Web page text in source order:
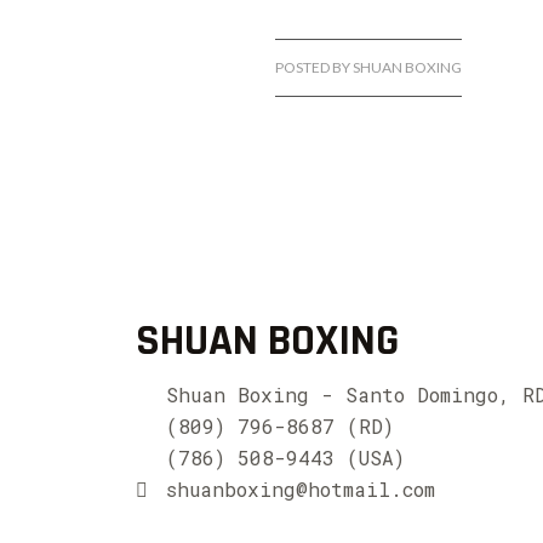
POSTED BY SHUAN BOXING
SHUAN BOXING
Shuan Boxing - Santo Domingo,
(809) 796-8687 (RD)
(786) 508-9443 (USA)
shuanboxing@hotmail.com